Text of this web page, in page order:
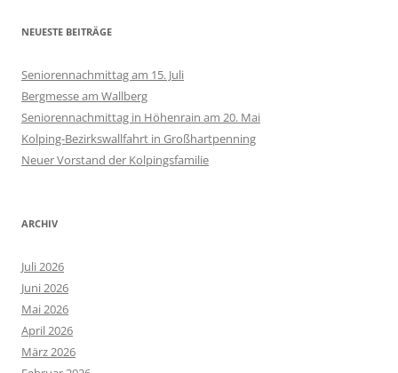
NEUESTE BEITRÄGE
Seniorennachmittag am 15. Juli
Bergmesse am Wallberg
Seniorennachmittag in Höhenrain am 20. Mai
Kolping-Bezirkswallfahrt in Großhartpenning
Neuer Vorstand der Kolpingsfamilie
ARCHIV
Juli 2026
Juni 2026
Mai 2026
April 2026
März 2026